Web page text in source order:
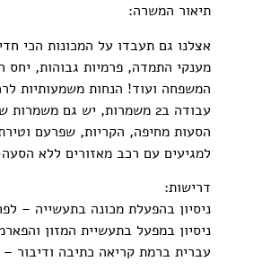
תיאור המשרה:
אצלנו גם תעבדו על המכונות הכי
מענקי התמדה, פרמיות גבוהות, יחס
המשפחה ועוד! הנחות משמעותיות
עבודה ב2 משמרות, יש גם משמרות של 12 שעות.
הסעות מחיפה, הקריות, שפרעם
למגיעים עם רכב מאזורים ללא הסעה- עד 30 קילומטר מהמפעל יש החזר עד 60
דרישות:
ניסיון בהפעלת מכונה בתעשייה –
ניסיון במפעל בתעשיית המזון
עברית ברמת קריאה כתיבה ודיבור